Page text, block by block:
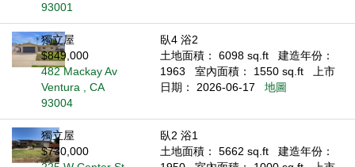
93001
獨立屋
$849,000
482 Mackay Av
Ventura , CA
93004
臥4 浴2
土地面積： 6098 sq.ft
建造年份：
1963
室內面積： 1550 sq.ft
上市
日期： 2026-06-17
地圖
獨立屋
$730,000
臥2 浴1
土地面積： 5662 sq.ft
建造年份：